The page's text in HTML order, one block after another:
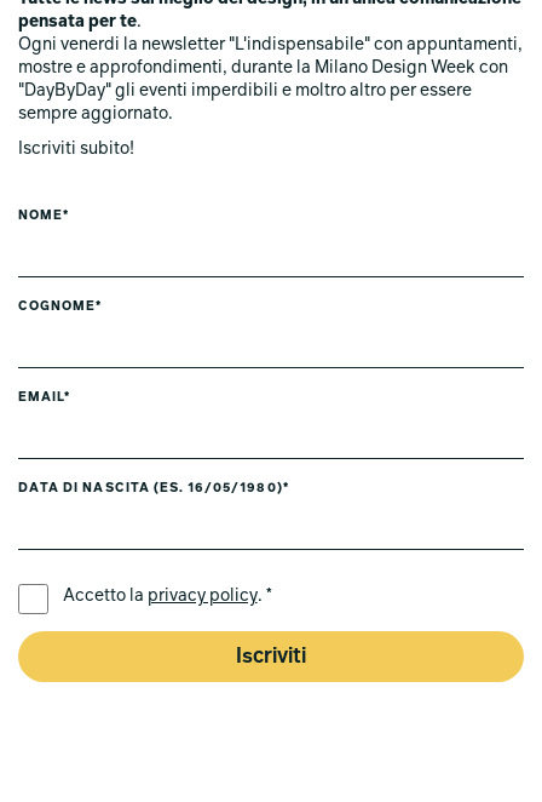
pensata per te.
Ogni venerdi la newsletter "L'indispensabile" con appuntamenti,
mostre e approfondimenti, durante la Milano Design Week con
"DayByDay" gli eventi imperdibili e moltro altro per essere
sempre aggiornato.
Iscriviti subito!
NOME*
COGNOME*
EMAIL*
DATA DI NASCITA (ES. 16/05/1980)*
Accetto la privacy policy. *
Iscriviti